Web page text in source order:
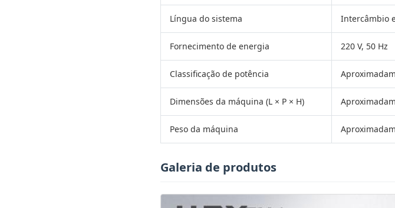
Língua do sistema Intercâmbio
Fornecimento de energia 220 V, 50 Hz
Classificação de potência
Dimensões da máquina (L × P × H)
Peso da máquina
Galeria de produtos